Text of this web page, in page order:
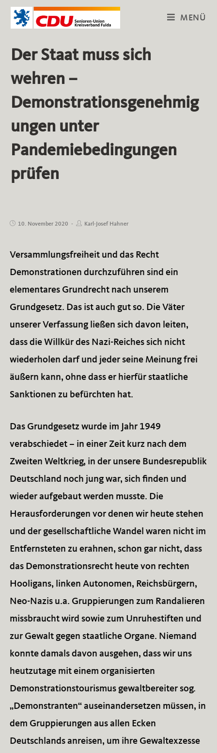
Zum
Inhalt
springen
MENÜ
Der Staat muss sich
wehren –
Demonstrationsgenehmig
ungen unter
Pandemiebedingungen
prüfen
Beitrag
10. November 2020
Beitrags-
Karl-Josef Hahner
Versammlungsfreiheit und das Recht
Demonstrationen durchzuführen sind ein
elementares Grundrecht nach unserem
Grundgesetz. Das ist auch gut so. Die Väter
unserer Verfassung ließen sich davon leiten,
dass die Willkür des Nazi-Reiches sich nicht
wiederholen darf und jeder seine Meinung frei
äußern kann, ohne dass er hierfür staatliche
Sanktionen zu befürchten hat.
Das Grundgesetz wurde im Jahr 1949
verabschiedet – in einer Zeit kurz nach dem
Zweiten Weltkrieg, in der unsere Bundesrepublik
Deutschland noch jung war, sich finden und
wieder aufgebaut werden musste. Die
Herausforderungen vor denen wir heute stehen
und der gesellschaftliche Wandel waren nicht im
Entfernsteten zu erahnen, schon gar nicht, dass
das Demonstrationsrecht heute von rechten
Hooligans, linken Autonomen, Reichsbürgern,
Neo-Nazis u.a. Gruppierungen zum Randalieren
missbraucht wird sowie zum Unruhestiften und
zur Gewalt gegen staatliche Organe. Niemand
konnte damals davon ausgehen, dass wir uns
heutzutage mit einem organisierten
Demonstrationstourismus gewaltbereiter sog.
„Demonstranten“ auseinandersetzen müssen, in
dem Gruppierungen aus allen Ecken
Deutschlands anreisen, um ihre Gewaltexzesse